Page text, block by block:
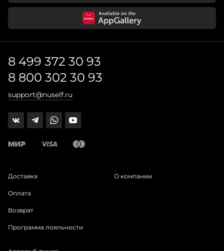
8 499 372 30 93
8 800 302 30 93
support@nuself.ru
Доставка
Оплата
Возврат
Программа лояльности
О компании